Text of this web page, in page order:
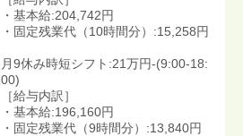
・基本給:204,742円
・固定残業代（10時間分）:15,258円
月9休み時短シフト:21万円-(9:00-18:
00)
［給与内訳］
・基本給:196,160円
・固定残業代（9時間分）:13,840円